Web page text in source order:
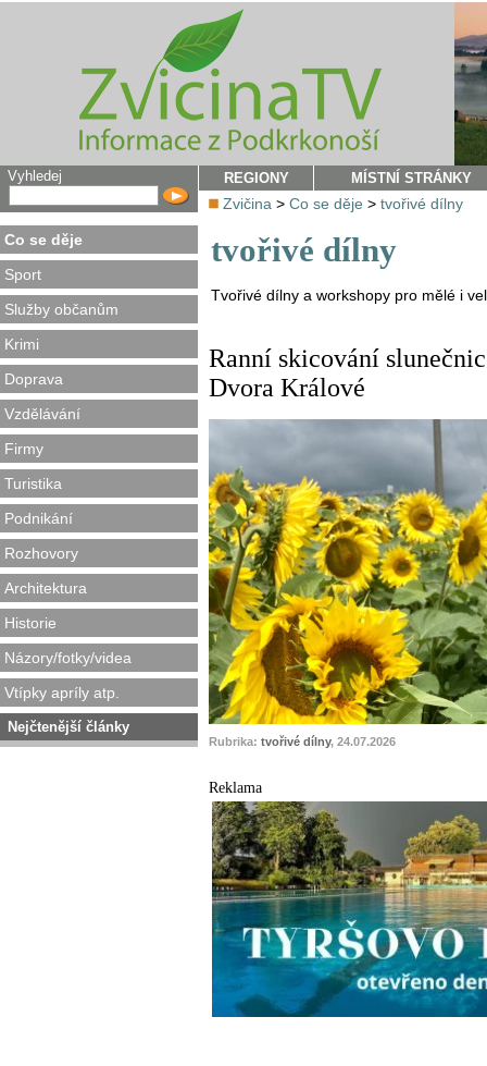
Vyhledej
Co se děje
Sport
Služby občanům
Krimi
Doprava
Vzdělávání
Firmy
Turistika
Podnikání
Rozhovory
Architektura
Historie
Názory/fotky/videa
Vtípky apríly atp.
Nejčtenější články
REGIONY MÍSTNÍ STRÁNKY
Zvičina > Co se děje > tvořivé dílny
tvořivé dílny
Tvořivé dílny a workshopy pro mělé i
Ranní skicování
Dvora Králové
Rubrika: tvořivé dílny, 24.07.2026
Reklama